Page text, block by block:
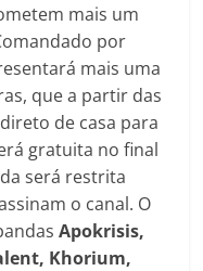
mais um
por
mais uma
que a partir das
de casa para
gratuita no final
será restrita
o canal. O
Apokrisis,
Khorium,